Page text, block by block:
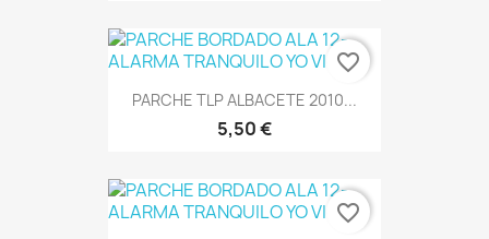
PARCHE TLP ALBACETE 2010...
5,50 €
favorite_border
favorite_border